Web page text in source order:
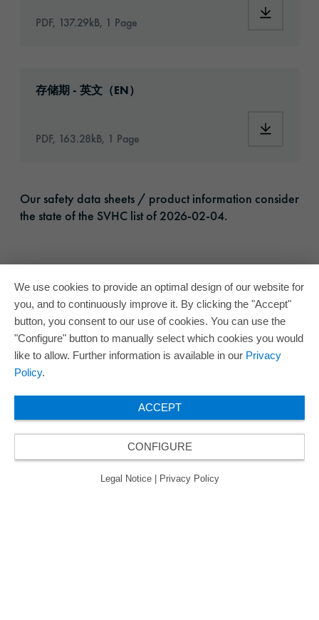
PDF, 137.29kB, 1 Page
存储期 - 英文（EN）
PDF, 163.28kB, 1 Page
Our safety data sheets / product information consider
the state of the SVHC list of 2026-02-04.
We use cookies to provide an optimal design of our website for
you, and to continuously improve it. By clicking the "Accept"
button, you consent to our use of cookies. You can use the
"Configure" button to manually select which cookies you would
like to allow. Further information is available in our Privacy
Policy.
ACCEPT
CONFIGURE
Legal Notice Privacy Policy